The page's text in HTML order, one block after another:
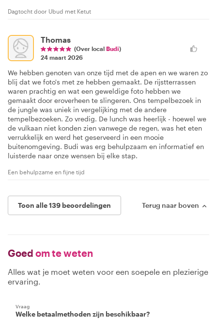
Dagtocht door Ubud met Ketut
Thomas
(Over local Budi)
24 maart 2026
We hebben genoten van onze tijd met de apen en we waren zo
blij dat we foto's met ze hebben gemaakt. De rijstterrassen
waren prachtig en wat een geweldige foto hebben we
gemaakt door eroverheen te slingeren. Ons tempelbezoek in
de jungle was uniek in vergelijking met de andere
tempelbezoeken. Zo vredig. De lunch was heerlijk - hoewel we
de vulkaan niet konden zien vanwege de regen, was het eten
verrukkelijk en werd het geserveerd in een mooie
buitenomgeving. Budi was erg behulpzaam en informatief en
luisterde naar onze wensen bij elke stap.
Een behulpzame en fijne tijd
Toon alle 139 beoordelingen Terug naar boven
Goed om te weten
Alles wat je moet weten voor een soepele en plezierige
ervaring.
Vraag
Welke betaalmethoden zijn beschikbaar?